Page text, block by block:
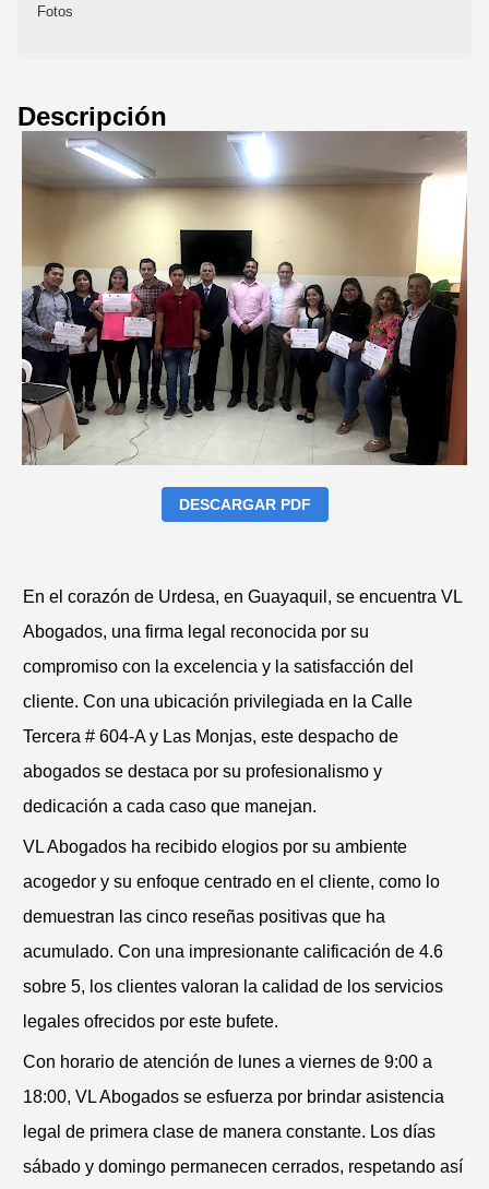
Fotos
Descripción
DESCARGAR PDF
En el corazón de Urdesa, en Guayaquil, se encuentra VL
Abogados, una firma legal reconocida por su
compromiso con la excelencia y la satisfacción del
cliente. Con una ubicación privilegiada en la Calle
Tercera # 604-A y Las Monjas, este despacho de
abogados se destaca por su profesionalismo y
dedicación a cada caso que manejan.
VL Abogados ha recibido elogios por su ambiente
acogedor y su enfoque centrado en el cliente, como lo
demuestran las cinco reseñas positivas que ha
acumulado. Con una impresionante calificación de 4.6
sobre 5, los clientes valoran la calidad de los servicios
legales ofrecidos por este bufete.
Con horario de atención de lunes a viernes de 9:00 a
18:00, VL Abogados se esfuerza por brindar asistencia
legal de primera clase de manera constante. Los días
sábado y domingo permanecen cerrados, respetando así